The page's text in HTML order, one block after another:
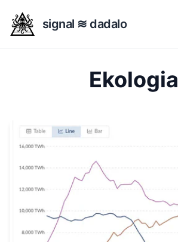
signal ≋ dadalo
Ekologia